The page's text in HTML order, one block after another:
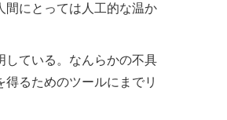
間にとっては人工的な温か
ている。なんらかの不具
るためのツールにまでリ